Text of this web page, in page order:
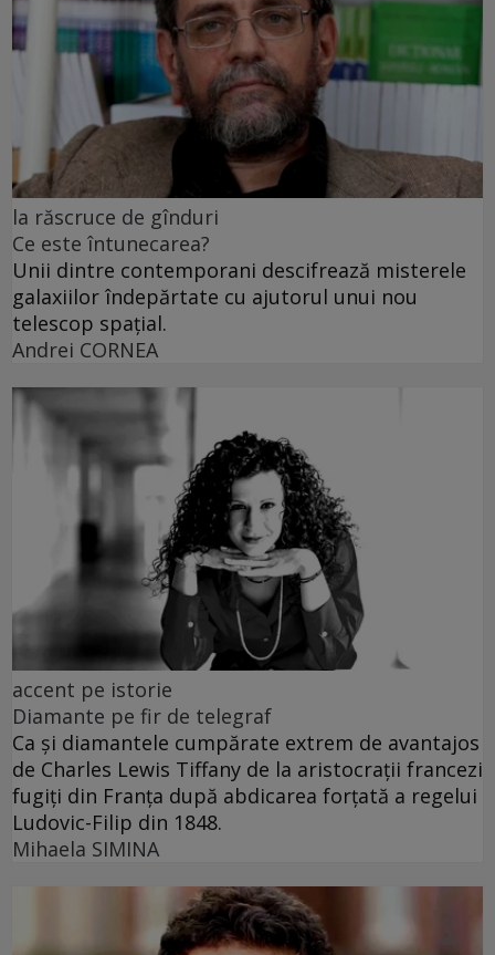
la răscruce de gînduri
Ce este întunecarea?
Unii dintre contemporani descifrează misterele
galaxiilor îndepărtate cu ajutorul unui nou
telescop spațial.
Andrei CORNEA
accent pe istorie
Diamante pe fir de telegraf
Ca și diamantele cumpărate extrem de avantajos
de Charles Lewis Tiffany de la aristocrații francezi
fugiți din Franța după abdicarea forțată a regelui
Ludovic-Filip din 1848.
Mihaela SIMINA